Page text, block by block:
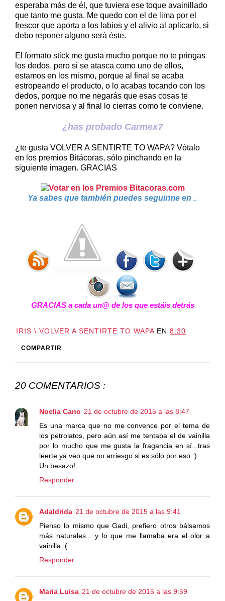
esperaba más de él, que tuviera ese toque avainillado
que tanto me gusta. Me quedo con el de lima por el
frescor que aporta a los labios y el alivio al aplicarlo, si
debo reponer alguno será éste.
El formato stick me gusta mucho porque no te pringas
los dedos, pero si se atasca como uno de ellos,
estamos en los mismo, porque al final se acaba
estropeando el producto, o lo acabas tocando con los
dedos, porque no me negarás que esas cosas te
ponen nerviosa y al final lo cierras como te conviene.
¿has probado Carmex?
¿te gusta VOLVER A SENTIRTE TO WAPA? Vótalo
en los premios Bitácoras, sólo pinchando en la
siguiente imagen. GRACIAS
Ya sabes que también puedes seguirme en ..
GRACIAS a cada un@ de los que estáis detrás
IRIS \ VOLVER A SENTIRTE TO WAPA EN 8:30
COMPARTIR
20 COMENTARIOS :
Noelia Cano 21 de octubre de 2015 a las 8:47
Es una marca que no me convence por el tema de
los petrolatos, pero aún así me tentaba el de vainilla
por lo mucho que me gusta la fragancia en sí...tras
leerte ya veo que no arriesgo si es sólo por eso :)
Un besazo!
Responder
Adaldrida 21 de octubre de 2015 a las 9:41
Pienso lo mismo que Gadi, prefiero otros bálsamos
más naturales... y lo que me llamaba era el olor a
vainilla :(
Responder
Maria Luisa 21 de octubre de 2015 a las 9:59